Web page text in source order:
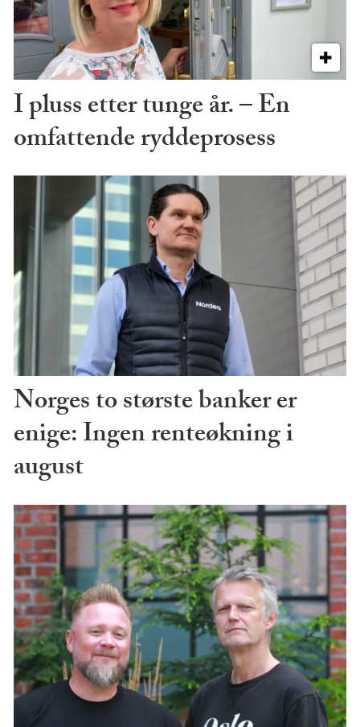
I pluss etter tunge år. – En
omfattende ryddeprosess
Norges to største banker er
enige: Ingen renteøkning i
august